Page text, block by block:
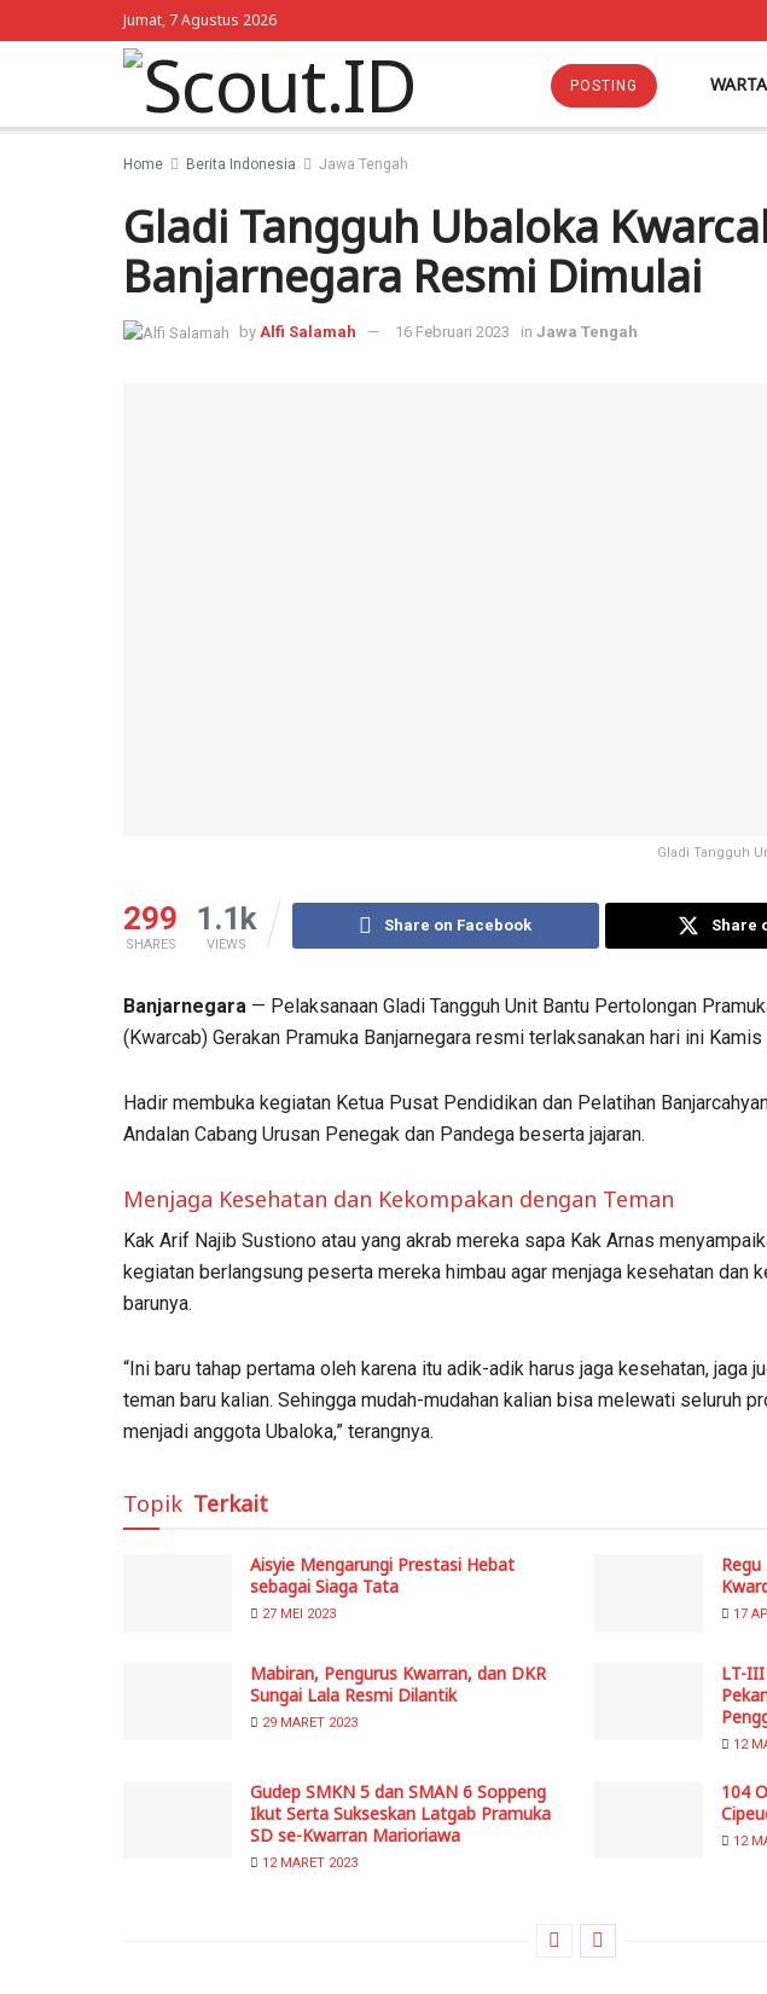
Jumat, 7 Agustus 2026
POSTING
Home Berita Indonesia Jawa Tengah
Gladi Tangguh Ubaloka
Banjarnegara Resmi Dimulai
by Alfi Salamah 16 Februari 2023 in Jawa Tengah
Gladi Tangguh
299
SHARES
1.1k
VIEWS
Share on Facebook Share
Banjarnegara — Pelaksanaan Gladi Tangguh Unit Bantu Pertolongan
(Kwarcab) Gerakan Pramuka Banjarnegara resmi terlaksanakan hari ini
Hadir membuka kegiatan Ketua Pusat Pendidikan dan Pelatihan
Andalan Cabang Urusan Penegak dan Pandega beserta jajaran.
Menjaga Kesehatan dan Kekompakan dengan Teman
Kak Arif Najib Sustiono atau yang akrab mereka sapa Kak Arnas
kegiatan berlangsung peserta mereka himbau agar menjaga kesehatan dan
barunya.
“Ini baru tahap pertama oleh karena itu adik-adik harus jaga kesehatan, jaga
teman baru kalian. Sehingga mudah-mudahan kalian bisa melewati seluruh
menjadi anggota Ubaloka,” terangnya.
Topik Terkait
Aisyie Mengarungi Prestasi Hebat
sebagai Siaga Tata
27 MEI 2023 17
Mabiran, Pengurus Kwarran, dan DKR
Sungai Lala Resmi Dilantik
29 MARET 2023
LT-
12
Gudep SMKN 5 dan SMAN 6 Soppeng
Ikut Serta Sukseskan Latgab Pramuka
SD se-Kwarran Marioriawa
12 MARET 2023
104
12